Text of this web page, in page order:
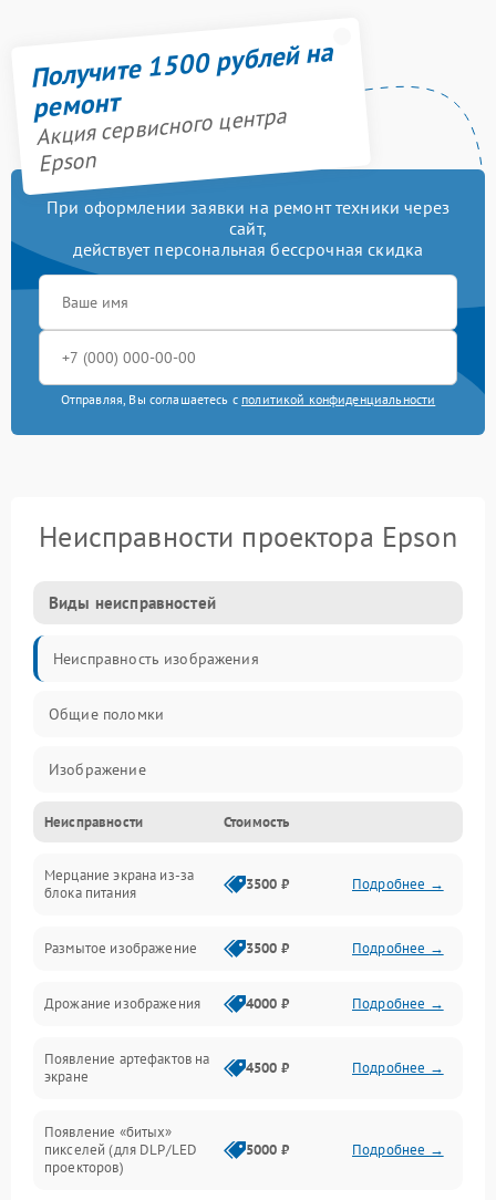
Получите 1500 рублей на
ремонт
Акция сервисного центра
Epson
При оформлении заявки на ремонт техники через
сайт,
действует персональная бессрочная скидка
Отправляя, Вы соглашаетесь с политикой конфиденциальности
Неисправности проектора Epson
Виды неисправностей
Неисправность изображения
Общие поломки
Изображение
Лампа подсветки
Неисправность управления и интерфейсов
Неисправности Стоимость
Мерцание экрана из-за
блока питания
3500 ₽ Подробнее →
Размытое изображение 3500 ₽ Подробнее →
Дрожание изображения 4000 ₽ Подробнее →
Появление артефактов на
экране
4500 ₽ Подробнее →
Появление «битых»
пикселей (для DLP/LED
проекторов)
5000 ₽ Подробнее →